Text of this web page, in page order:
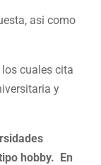
asi como
cuales cita
y
hobby. En